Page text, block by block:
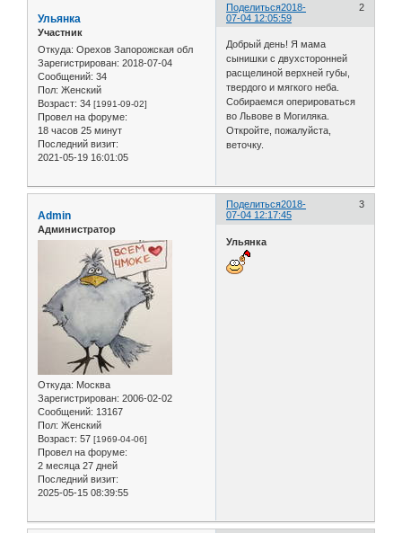
Поделиться 2
2018-
07-04 12:05:59
Ульянка
Участник
Откуда: Орехов Запорожская обл
Зарегистрирован: 2018-07-04
Сообщений: 34
Пол: Женский
Возраст: 34 [1991-09-02]
Провел на форуме:
18 часов 25 минут
Последний визит:
2021-05-19 16:01:05
Добрый день! Я мама
сынишки с двухсторонней
расщелиной верхней губы,
твердого и мягкого неба.
Собираемся оперироваться
во Львове в Могиляка.
Откройте, пожалуйста,
веточку.
Поделиться 3
2018-
07-04 12:17:45
Admin
Администратор
Откуда: Москва
Зарегистрирован: 2006-02-02
Сообщений: 13167
Пол: Женский
Возраст: 57 [1969-04-06]
Провел на форуме:
2 месяца 27 дней
Последний визит:
2025-05-15 08:39:55
Ульянка